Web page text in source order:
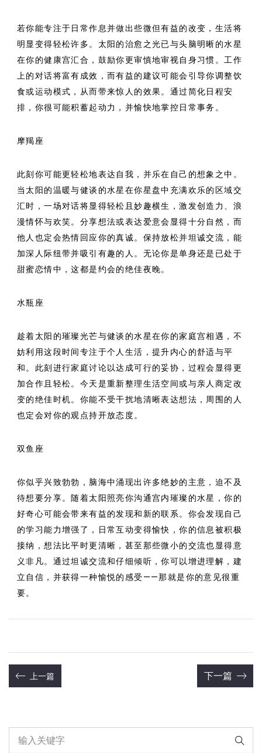
若你能专注于日常作息并做出些微但有益的改变，生活将
明显变得轻松许多。太阳的治愈之光已与头脑明晰的水星
在你的健康宫汇合，鼓励你更审慎地审视自身习惯。工作
上的对话将富有成效，而有益的建议可能会引导你调整饮
食或运动模式，从而带来惊人的效果。通过简化日程安
排，你很可能积蓄起动力，并愉快地掌控日常事务。
摩羯座
此刻你可能更轻松地表达自我，并乐在自己的想象之中。
当太阳的温暖与健谈的水星在你星盘中充满欢乐的区域交
汇时，一场对话将显得轻松且妙趣横生，激发创造力、浪
漫情怀与欢笑。分享想法或表达爱意会显得十分自然，而
他人也定会热情回应你的真诚。保持放松并坦诚交流，能
加深人际纽带并吸引有趣的人。无论你是单身还是已处于
甜蜜恋情中，这都是约会的绝佳夜晚。
水瓶座
趁着太阳的璀璨光芒与健谈的水星在你的家庭宫相遇，不
妨利用这段时间专注于个人生活，提升内心的舒适与平
和。此刻进行家庭讨论以达成可行的妥协，过程会显得更
加合作且轻松。今天是重新整理生活空间或与亲人商定改
变的绝佳时机。你能不受干扰地清晰表达想法，周围的人
也定会对你的观点持开放态度。
双鱼座
你似乎兴致勃勃，脑海中涌现出许多绝妙的主意，迫不及
待想要分享。随着太阳照亮你沟通宫内璀璨的水星，你的
好奇心可能会带来有益的发现和新的联系。你会发现自己
的学习能力增强了，日常互动变得愉快，你的信息被积极
接纳，想法比平时更清晰，甚至那些微小的交流也显得意
义非凡。通过坦诚交流和仔细倾听，你可以增进理解，建
立自信，并获得一种愉悦的感受——那就是你的意见很重
要。
上一篇 下一篇